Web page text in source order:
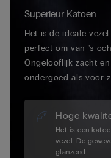
Superieur Katoen
Het is de ideale
perfect om van 's
Ongelooflijk zacht
ondergoed als voor
Hoge
Het is een
vezel. De
glanzend.